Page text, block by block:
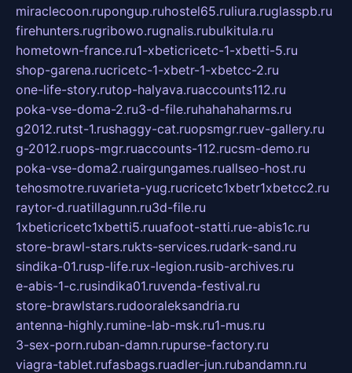
miraclecoon.rupongup.ruhostel65.ruliura.ruglasspb.ru
firehunters.rugribowo.rugnalis.rubulkitula.ru
hometown-france.ru1-xbeticricetc-1-xbetti-5.ru
shop-garena.rucricetc-1-xbetr-1-xbetcc-2.ru
one-life-story.rutop-halyava.ruaccounts112.ru
poka-vse-doma-2.ru3-d-file.ruhahahaharms.ru
g2012.rutst-1.rushaggy-cat.ruopsmgr.ruev-gallery.ru
g-2012.ruops-mgr.ruaccounts-112.rucsm-demo.ru
poka-vse-doma2.ruairgungames.ruallseo-host.ru
tehosmotre.ruvarieta-yug.rucricetc1xbetr1xbetcc2.ru
raytor-d.ruatillagunn.ru3d-file.ru
1xbeticricetc1xbetti5.ruuafoot-statti.rue-abis1c.ru
store-brawl-stars.rukts-services.rudark-sand.ru
sindika-01.rusp-life.rux-legion.rusib-archives.ru
e-abis-1-c.rusindika01.ruvenda-festival.ru
store-brawlstars.rudooraleksandria.ru
antenna-highly.rumine-lab-msk.ru1-mus.ru
3-sex-porn.ruban-damn.rupurse-factory.ru
viagra-tablet.rufasbags.ruadler-jun.rubandamn.ru